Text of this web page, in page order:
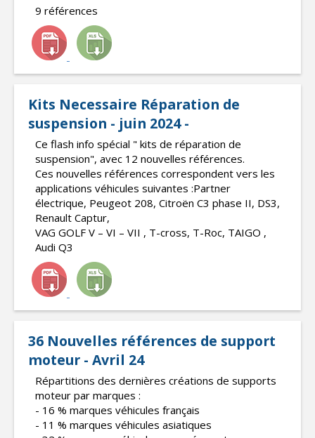
9 références
Kits Necessaire Réparation de
suspension - juin 2024 -
Ce flash info spécial " kits de réparation de
suspension", avec 12 nouvelles références.
Ces nouvelles références correspondent vers les
applications véhicules suivantes :Partner
électrique, Peugeot 208, Citroën C3 phase II, DS3,
Renault Captur,
VAG GOLF V – VI – VII , T-cross, T-Roc, TAIGO ,
Audi Q3
36 Nouvelles références de support
moteur - Avril 24
Répartitions des dernières créations de supports
moteur par marques :
- 16 % marques véhicules français
- 11 % marques véhicules asiatiques